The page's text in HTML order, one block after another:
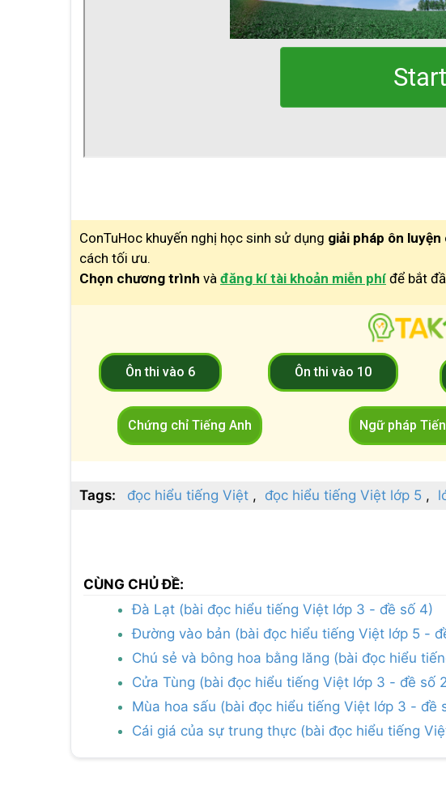
ConTuHoc khuyến nghị học sinh sử dụng giải pháp ôn luyện
cách tối ưu.
Chọn chương trình và đăng kí tài khoản miễn phí để bắt
Ôn thi vào 6 Ôn thi vào 10
Chứng chỉ Tiếng Anh Ngữ pháp
Tags: đọc hiểu tiếng Việt đọc hiểu tiếng Việt lớp 5
CÙNG CHỦ ĐỀ:
Đà Lạt (bài đọc hiểu tiếng Việt lớp 3 - đề số 4)
Đường vào bản (bài đọc hiểu tiếng Việt lớp 5 -
Chú sẻ và bông hoa bằng lăng (bài đọc hiểu
Cửa Tùng (bài đọc hiểu tiếng Việt lớp 3 - đề số
Mùa hoa sấu (bài đọc hiểu tiếng Việt lớp 3 - đề
Cái giá của sự trung thực (bài đọc hiểu tiếng